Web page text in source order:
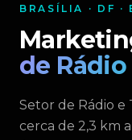
BRASÍLIA · DF ·
de Rádio
Setor de Rádio e
cerca de 2,3 km